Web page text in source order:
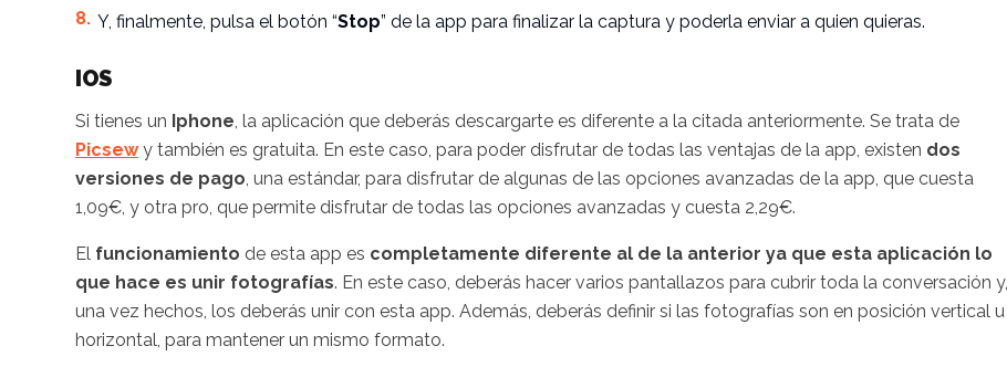
Y, finalmente, pulsa el botón “Stop” de la app para finalizar la captura y poderla enviar a quien quieras.
IOS
Si tienes un Iphone , la aplicación que deberás descargarte es diferente a la citada anteriormente. Se trata de
Picsewy también es gratuita. En este caso, para poder disfrutar de todas las ventajas de la app, existen dos
versiones de pago , una estándar, para disfrutar de algunas de las opciones avanzadas de la app, que cuesta
1,09€, y otra pro, que permite disfrutar de todas las opciones avanzadas y cuesta 2,29€.
El funcionamiento de esta app es completamente diferente al de la anterior ya que esta aplicación lo
que hace es unir fotografías. En este caso, deberás hacer varios pantallazos para cubrir toda la conversación y,
una vez hechos, los deberás unir con esta app. Además, deberás definir si las fotografías son en posición vertical u
horizontal, para mantener un mismo formato.